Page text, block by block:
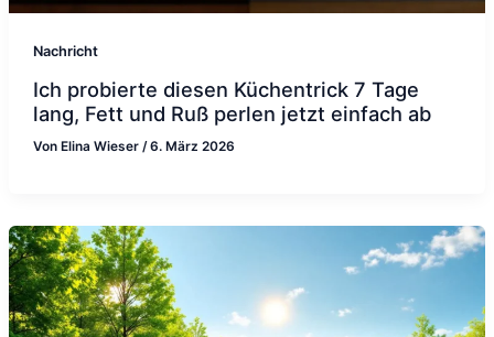
Nachricht
Ich probierte diesen Küchentrick 7 Tage
lang, Fett und Ruß perlen jetzt einfach ab
Von Elina Wieser /6. März 2026